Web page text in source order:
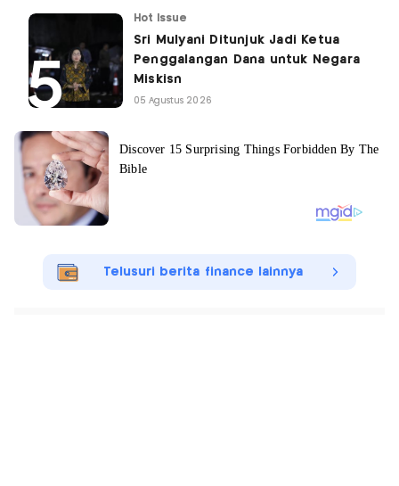
Hot Issue
Sri Mulyani Ditunjuk Jadi Ketua
Penggalangan Dana untuk Negara
Miskisn
05 Agustus 2026
Telusuri berita finance lainnya